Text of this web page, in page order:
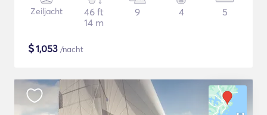
Zeiljacht
46 ft
14 m
9 4 5
$1,053 /nacht